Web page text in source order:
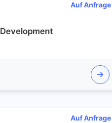
Auf Anfrage
Auf Anfrage